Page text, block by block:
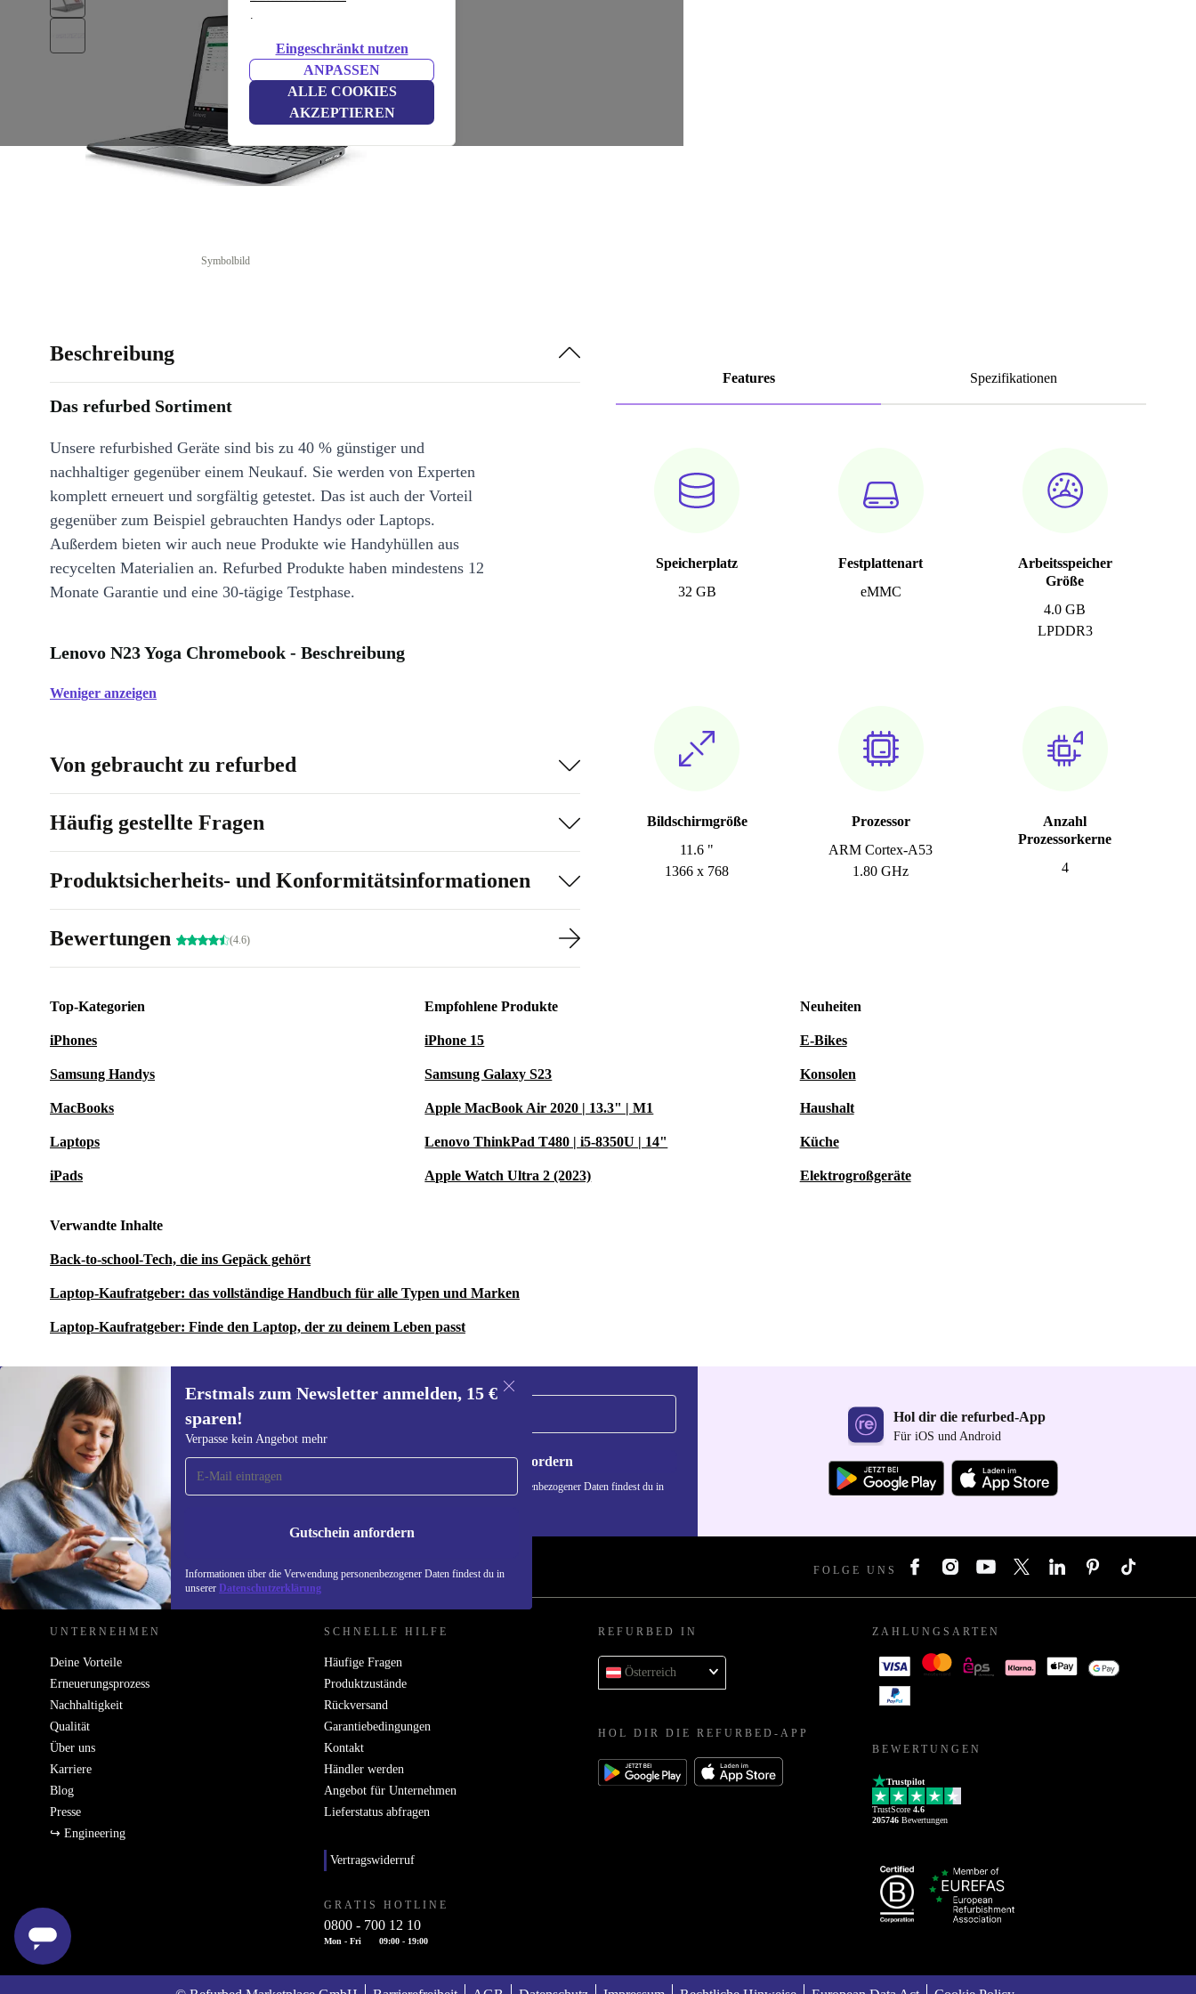
.
Eingeschränkt nutzen
ANPASSEN
ALLE COOKIES
AKZEPTIEREN
Symbolbild
Features Spezifikationen
Speicherplatz
32 GB
Festplattenart
eMMC
Arbeitsspeicher
Größe
4.0 GB
LPDDR3
Bildschirmgröße
11.6 "
1366 x 768
Prozessor
ARM Cortex-A53
1.80 GHz
Anzahl
Prozessorkerne
4
Beschreibung
Das refurbed Sortiment
Unsere refurbished Geräte sind bis zu 40 % günstiger und
nachhaltiger gegenüber einem Neukauf. Sie werden von Experten
komplett erneuert und sorgfältig getestet. Das ist auch der Vorteil
gegenüber zum Beispiel gebrauchten Handys oder Laptops.
Außerdem bieten wir auch neue Produkte wie Handyhüllen aus
recycelten Materialien an. Refurbed Produkte haben mindestens 12
Monate Garantie und eine 30-tägige Testphase.
Lenovo N23 Yoga Chromebook - Beschreibung
Weniger anzeigen
Von gebraucht zu refurbed
Häufig gestellte Fragen
Produktsicherheits- und Konformitätsinformationen
Bewertungen (4.6)
Top-Kategorien
iPhones
Samsung Handys
MacBooks
Laptops
iPads
Empfohlene Produkte
iPhone 15
Samsung Galaxy S23
Apple MacBook Air 2020 | 13.3" | M1
Lenovo ThinkPad T480 | i5-8350U | 14"
Apple Watch Ultra 2 (2023)
Neuheiten
E-Bikes
Konsolen
Haushalt
Küche
Elektrogroßgeräte
Verwandte Inhalte
Back-to-school-Tech, die ins Gepäck gehört
Laptop-Kaufratgeber: das vollständige Handbuch für alle Typen und Marken
Laptop-Kaufratgeber: Finde den Laptop, der zu deinem Leben passt
Erstmals zum Newsletter anmelden, 15 €
sparen!
Verpasse kein Angebot mehr
Gutschein anfordern
Informationen über die Verwendung personenbezogener Daten findest du in
unserer Datenschutzerklärung
Erstmals zum Newsletter
anmelden, 15 € sparen!
Verpasse kein Angebot mehr.
Gutschein anfordern
Informationen über die Verwendung personenbezogener Daten findest du in
Hol dir die refurbed-App
Für iOS und Android
REFURBED ÖSTERREICH - RETHINK NEW. FOLGE UNS
UNTERNEHMEN
Deine Vorteile
Erneuerungsprozess
Nachhaltigkeit
Qualität
Über uns
Karriere
Blog
Presse
↪ Engineering
SCHNELLE HILFE
Häufige Fragen
Produktzustände
Rückversand
Garantiebedingungen
Kontakt
Händler werden
Angebot für Unternehmen
Lieferstatus abfragen
Vertragswiderruf
GRATIS HOTLINE
0800 - 700 12 10
Mon - Fri 09:00 - 19:00
REFURBED IN
Österreich
HOL DIR DIE REFURBED-APP
ZAHLUNGSARTEN
BEWERTUNGEN
Trustpilot
TrustScore 4.6
205746 Bewertungen